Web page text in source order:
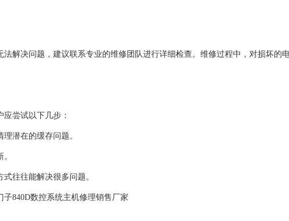
解决问题，建议联系专业的维修团队进行详细检查。维修过程中，对损坏的
尝试以下几步：
潜在的缓存问题。
往往能解决很多问题。
子840D数控系统主机修理销售厂家